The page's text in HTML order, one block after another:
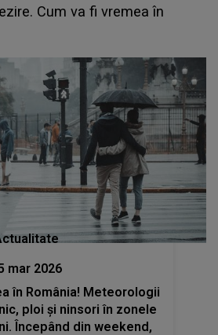
Cum va fi vremea în
mar 2026
în România! Meteorologii
ploi şi ninsori în zonele
Începând din weekend,